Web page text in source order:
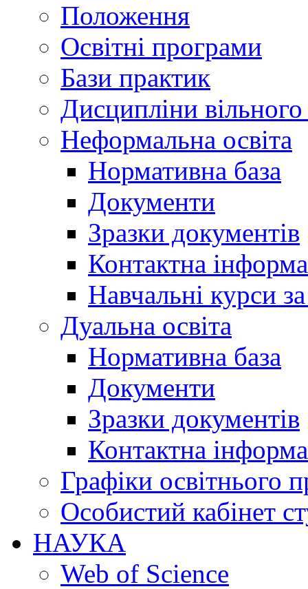
Положення
Освітні програми
Бази практик
Дисципліни
Неформальна освіта
Нормативна база
Документи
Зразки документів
Контактна
Навчальні курси
Дуальна освіта
Нормативна база
Документи
Зразки документів
Контактна
Графіки освітнього
Особистий кабінет
НАУКА
Web of Science